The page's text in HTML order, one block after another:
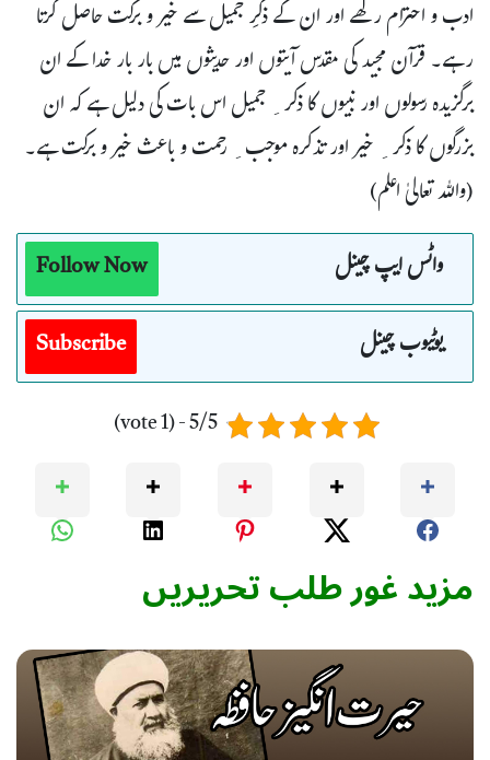
ادب و احترام رکھے اور ان کے ذکرِ جمیل سے خیر و برکت حاصل کرتا
رہے۔ قرآن مجید کی مقدس آیتوں اور حدیثوں میں بار بار خدا کے ان
برگزیدہ رسولوں اور نبیوں کا ذکر ِ جمیل اس بات کی دلیل ہے کہ ان
بزرگوں کا ذکر ِ خیر اور تذکرہ موجب ِ رحمت و باعث خیر و برکت ہے۔
(واللہ تعالیٰ اعلم)
واٹس ایپ چینل
Follow Now
یوٹیوب چینل
Subscribe
5/5 - (1 vote)
مزید غور طلب تحریریں